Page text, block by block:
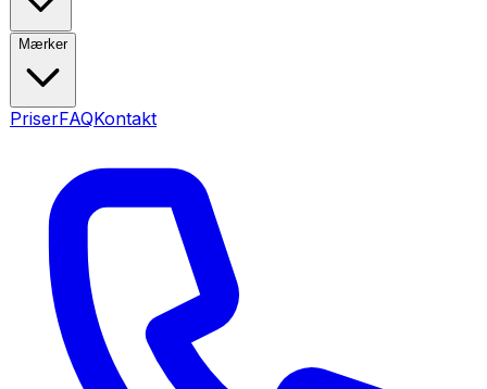
Mærker
PriserFAQKontakt